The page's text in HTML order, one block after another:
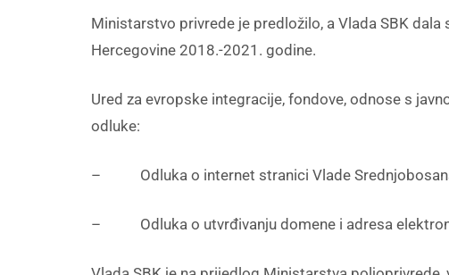
Ministarstvo privrede je predložilo, a Vlada SBK
Hercegovine 2018.-2021. godine.
Ured za evropske integracije, fondove, odnose s
odluke:
– Odluka o internet stranici Vlade
– Odluka o utvrđivanju domene i adresa